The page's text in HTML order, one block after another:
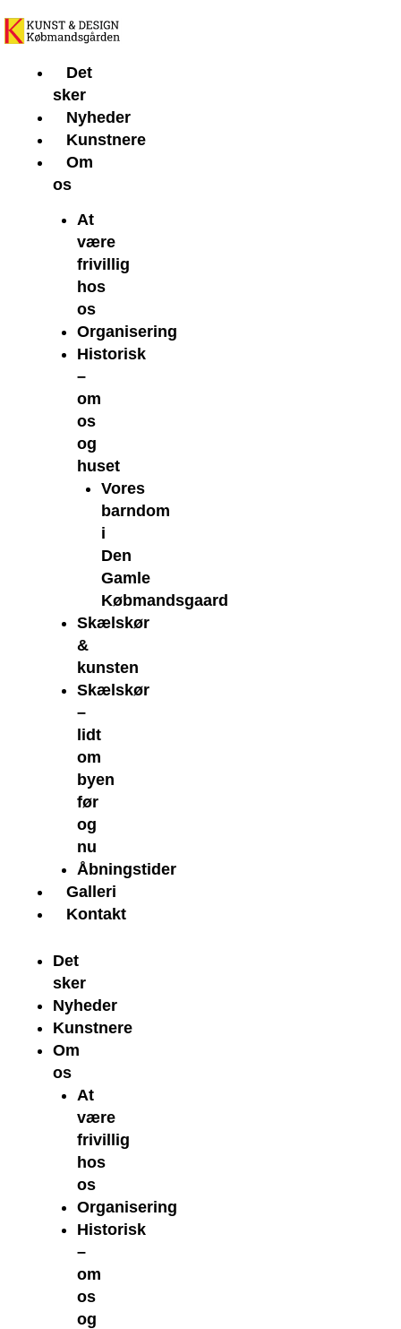
til
Det
sker
Nyheder
Kunstnere
Om
os
At
være
frivillig
hos
os
Organisering
Historisk
–
om
os
og
huset
Vores
barndom
i
Den
Gamle
Købmandsgaard
Skælskør
&
kunsten
Skælskør
–
lidt
om
byen
før
og
nu
Åbningstider
Galleri
Kontakt
Det
sker
Nyheder
Kunstnere
Om
os
At
være
frivillig
hos
os
Organisering
Historisk
–
om
os
og